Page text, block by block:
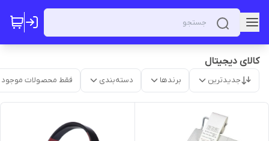
کالای دیجیتال
جدیدترین برندها دسته‌بندی فقط محصولات موجود